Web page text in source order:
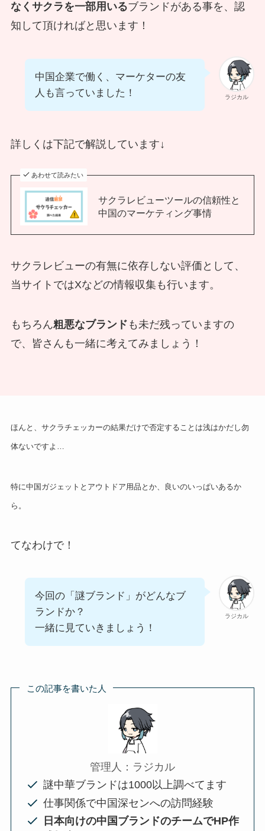
なくサクラを一部用いるブランドがある事を、認
知して頂ければと思います！
ラジカル
中国企業で働く、マーケターの友
人も言っていました！
詳しくは下記で解説しています↓
あわせて読みたい
サクラレビューツールの信頼性と
中国のマーケティング事情
サクラレビューの有無に依存しない評価として、
当サイトではXなどの情報収集も行います。
もちろん粗悪なブランド も未だ残っていますの
で、皆さんも一緒に考えてみましょう！
ほんと、サクラチェッカーの結果だけで否定することは浅はかだし勿
体ないですよ…
特に中国ガジェットとアウトドア用品とか、良いのいっぱいあるか
ら。
てなわけで！
ラジカル
今回の「謎ブランド」がどんなブ
ランドか？
一緒に見ていきましょう！
この記事を書いた人
管理人：ラジカル
謎中華ブランドは1000以上調べてます
仕事関係で中国深センへの訪問経験
日本向けの中国ブランドのチームでHP作